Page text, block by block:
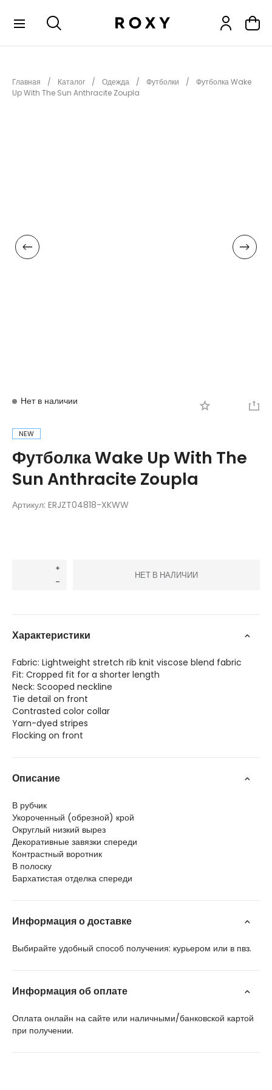
НОВИНКИ
АКСЕССУАРЫ
Главная Каталог Одежда Футболки
Футболка Wake
Up With The Sun Anthracite Zoupla
Нет в наличии
NEW
Футболка Wake Up With The
Sun Anthracite Zoupla
Артикул: ERJZT04818-XKWW
НЕТ В НАЛИЧИИ
Характеристики
Fabric: Lightweight stretch rib knit viscose blend fabric
Fit: Cropped fit for a shorter length
Neck: Scooped neckline
Tie detail on front
Contrasted color collar
Yarn-dyed stripes
Flocking on front
Описание
В рубчик
Укороченный (обрезной) крой
Округлый низкий вырез
Декоративные завязки спереди
Контрастный воротник
В полоску
Бархатистая отделка спереди
Информация о доставке
Выбирайте удобный способ получения: курьером или в пвз.
Информация об оплате
Оплата онлайн на сайте или наличными/банковской картой
при получении.